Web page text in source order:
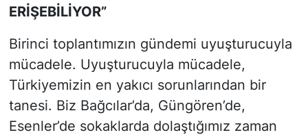
ERİŞEBİLİYOR”
Birinci toplantımızın gündemi uyuşturucuyla
mücadele. Uyuşturucuyla mücadele,
Türkiyemizin en yakıcı sorunlarından bir
tanesi. Biz Bağcılar’da, Güngören’de,
Esenler’de sokaklarda dolaştığımız zaman